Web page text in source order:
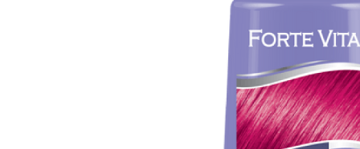
Крупи
Консервація
Східна кухня
Снеки та